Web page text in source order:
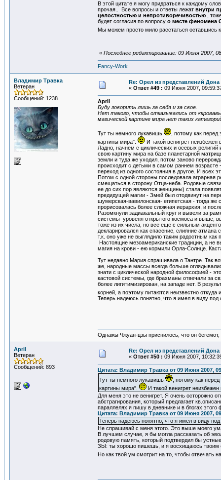
В этой цитате я могу придраться к каждому
прочая.. Все вопросы и ответы лежат внутри
целостностью и непротиворечивостью
,
будет согласия по вопросу о месте феномена
Мы можем просто мило расстаться
« Последнее редактирование: 09 Июня 2007,
Fancy-Work
Владимир Травка
Ветеран
Сообщений: 1238
Re: Орел из представлений Дона
« Ответ #49 : 09 Июня 2007,
April
Буду говорить лишь за себя и за свое.
Нет такого, чтобы отказывались от
магической картине мира нет таких
Тут ты немного лукавишь
, потому как
картины мира".
И такой венигрет
Ладно, начнем с циклических и осевых
свою картину мира на базе планетарной
земли и туда же уходил, потом заново
происходит с детьми в самом раннем возрасте
переход из одного состояния в другое. И всех
Потом с одной стороны последовала аграрная
смещаться в сторону Отца-неба. Родовые
ее до сих пор являются женщины) стала
предидущей магии - Змей был отодвинут на
шумерская-вавилонская- египетская - тогда
прорисовалась более сложная иерархия, и
Разомкнули задиакальный круг и вывели за
системы уровеня открытого космоса и выше,
тоже из их числа, но все еще с сильным
декларировался как спасение, слияние
т.к. оно уже не выглядило таким радостным как
Настоящие мезоамериканские традиции, а не
магия на крови - ею кормили Орла-Солнце.
Тут недавно Мария спрашивала о Тантре. Так
же, народные массы всегда больше
знати с циклической народной философией -
кастовой системы, где брахманы отвечали за
более лигитимизирован, на западе нет. В
корней, а поэтому питаются неизвестно
Теперь надеюсь понятно, что я имел в виду
Однажы Чжуан-цзы приснилось, что он
April
Ветеран
Сообщений: 893
Re: Орел из представлений Дона
« Ответ #50 : 09 Июня 2007,
Цитата: Владимир Травка от 09 Июня 2007,
Тут ты немного лукавишь
, потому как
картины мира".
И такой венигрет
Для меня это не венигрет. Я очень осторожно
абстрагирования, который предлагает
параллелях я пишу в дневнике и в блогах этого
Цитата: Владимир Травка от 09 Июня 2007,
Теперь надеюсь понятно, что я имел в виду
Не спрашивай с меня этого. Это выше моего
В лучшем случае, я бы могла рассказать об
родовую память, который подтвердил бы
ЗЫ: ты хорошо пишешь, и я восхищаюсь твоим
Но как твой ум смотрит на то, чтобы